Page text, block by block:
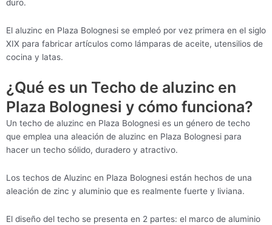
duro.
El aluzinc en Plaza Bolognesi se empleó por vez primera en el siglo
XIX para fabricar artículos como lámparas de aceite, utensilios de
cocina y latas.
¿Qué es un Techo de aluzinc en
Plaza Bolognesi y cómo funciona?
Un techo de aluzinc en Plaza Bolognesi es un género de techo
que emplea una aleación de aluzinc en Plaza Bolognesi para
hacer un techo sólido, duradero y atractivo.
Los techos de Aluzinc en Plaza Bolognesi están hechos de una
aleación de zinc y aluminio que es realmente fuerte y liviana.
El diseño del techo se presenta en 2 partes: el marco de aluminio